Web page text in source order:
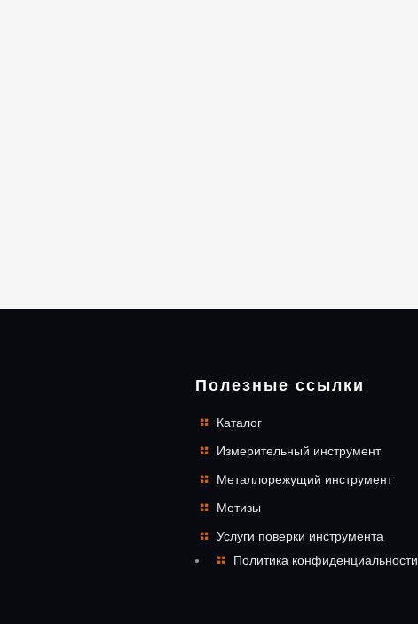
Полезные ссылки
Каталог
Измерительный инструмент
Металлорежущий инструмент
Метизы
Услуги поверки инструмента
Политика конфиденциальности